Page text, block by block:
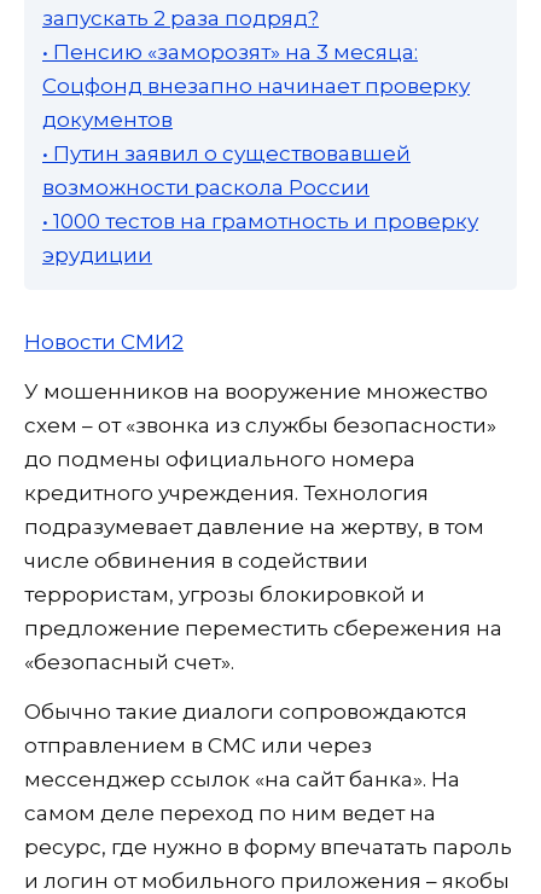
запускать 2 раза подряд?
• Пенсию «заморозят» на 3 месяца:
Соцфонд внезапно начинает проверку
документов
• Путин заявил о существовавшей
возможности раскола России
• 1000 тестов на грамотность и проверку
эрудиции
Новости СМИ2
У мошенников на вооружение множество
схем – от «звонка из службы безопасности»
до подмены официального номера
кредитного учреждения. Технология
подразумевает давление на жертву, в том
числе обвинения в содействии
террористам, угрозы блокировкой и
предложение переместить сбережения на
«безопасный счет».
Обычно такие диалоги сопровождаются
отправлением в СМС или через
мессенджер ссылок «на сайт банка». На
самом деле переход по ним ведет на
ресурс, где нужно в форму впечатать пароль
и логин от мобильного приложения – якобы